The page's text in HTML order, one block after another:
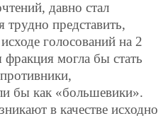
давно стал
трудно представить,
голосований на 2
могла бы стать
бы как «большевики».
в качестве исходно